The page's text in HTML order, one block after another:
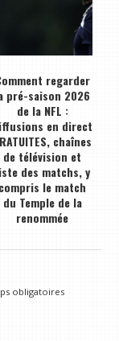
regarder
pré-saison 2026
de la NFL :
en direct
chaînes
de télévision et
des matchs, y
compris le match
du Temple de la
renommée
obligatoires